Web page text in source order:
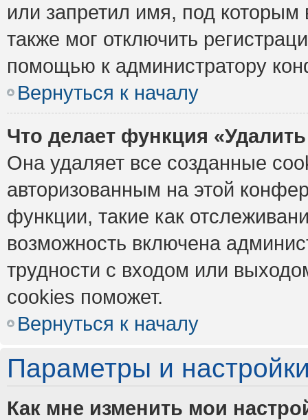
или запретил имя, под которым
также мог отключить
помощью к администратору
Вернуться к началу
Что делает функция
Она удаляет все созданные
авторизованным на этой
функции, такие как
возможность включена
трудности с входом или
cookies поможет.
Вернуться к началу
Параметры и
Как мне изменить мои